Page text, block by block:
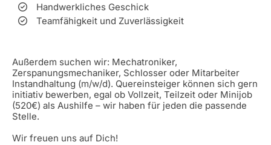
Handwerkliches Geschick
Teamfähigkeit und Zuverlässigkeit
Außerdem suchen wir: Mechatroniker,
Zerspanungsmechaniker, Schlosser oder Mitarbeiter
Instandhaltung (m/w/d). Quereinsteiger können sich gern
initiativ bewerben, egal ob Vollzeit, Teilzeit oder Minijob
(520€) als Aushilfe – wir haben für jeden die passende
Stelle.
Wir freuen uns auf Dich!